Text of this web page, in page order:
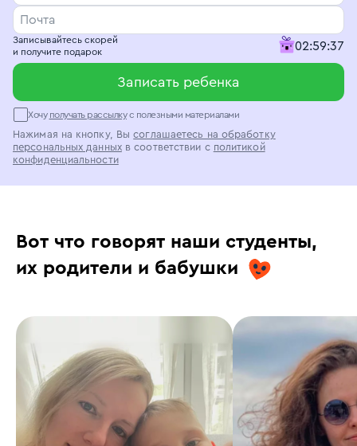
Записывайтесь скорей
и получите подарок
02:59:36
Записать ребенка
Хочу получать рассылку с полезными материалами
Нажимая на кнопку, Вы соглашаетесь на обработку
персональных данных в соответствии с политикой
конфиденциальности
Вот что говорят наши студенты,
их родители и бабушки